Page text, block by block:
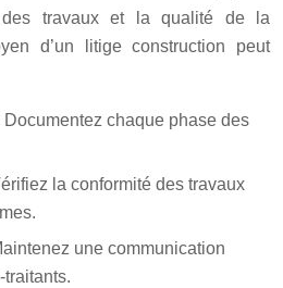
des travaux et la qualité de la
d’un litige construction peut
Documentez chaque phase des
la conformité des travaux
une communication